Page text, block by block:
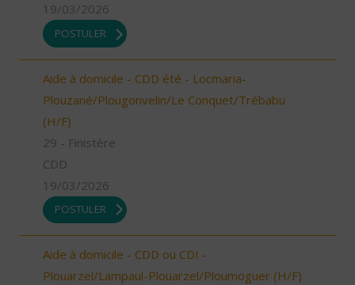
19/03/2026
POSTULER
Aide à domicile - CDD été - Locmaria-
Plouzané/Plougonvelin/Le Conquet/Trébabu
(H/F)
29 - Finistère
CDD
19/03/2026
POSTULER
Aide à domicile - CDD ou CDI -
Plouarzel/Lampaul-Plouarzel/Ploumoguer (H/F)